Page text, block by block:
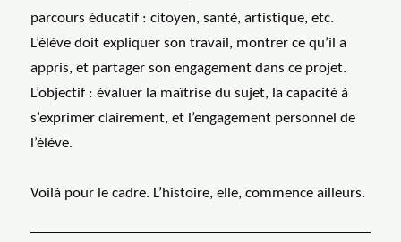
parcours éducatif : citoyen, santé, artistique, etc.
L’élève doit expliquer son travail, montrer ce qu’il a
appris, et partager son engagement dans ce projet.
L’objectif : évaluer la maîtrise du sujet, la capacité à
s’exprimer clairement, et l’engagement personnel de
l’élève.
Voilà pour le cadre. L’histoire, elle, commence ailleurs.